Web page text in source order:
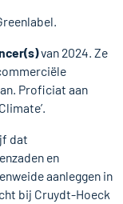
van 2024. Ze
Proficiat aan
dat
en
aanleggen in
bij Cruydt-Hoeck